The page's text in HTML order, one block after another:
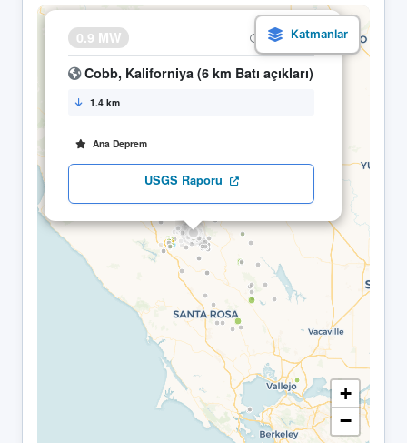
0.9 MW 12.05 06:41
Cobb, Kaliforniya (6 km Batı açıkları)
1.4 km
Ana Deprem
USGS Raporu
×
+
−